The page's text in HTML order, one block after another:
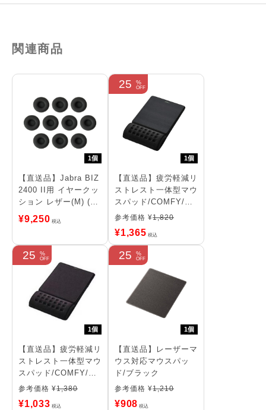
関連商品
1個
【直送品】Jabra BIZ
2400 II用 イヤークッ
ション レザー(M) (10
個入)
¥9,250 税込
1個
25
【直送品】疲労軽減リ
ストレスト一体型マウ
スパッド/COMFY/ハ
ード(ブラック)
参考価格 ¥1,820
¥1,365 税込
1個
25
【直送品】疲労軽減リ
ストレスト一体型マウ
スパッド/COMFY/ソ
フト(ブラック)
参考価格 ¥1,380
¥1,033 税込
1個
25
【直送品】レーザーマ
ウス対応マウスパッ
ド/ブラック
参考価格 ¥1,210
¥908 税込